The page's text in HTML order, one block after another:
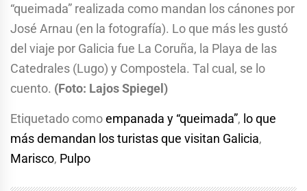
“queimada” realizada como mandan los cánones por
José Arnau (en la fotografía). Lo que más les gustó
del viaje por Galicia fue La Coruña, la Playa de las
Catedrales (Lugo) y Compostela. Tal cual, se lo
cuento. (Foto: Lajos Spiegel)
Etiquetado comoempanada y “queimada”, lo que
más demandan los turistas que visitan Galicia,
Marisco, Pulpo